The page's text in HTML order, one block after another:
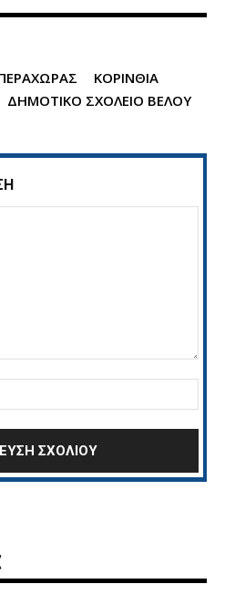
ΚΟΡΙΝΘΙΑ
ΔΗΜΟΤΙΚΟ ΣΧΟΛΕΙΟ ΒΕΛΟΥ